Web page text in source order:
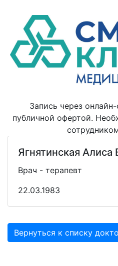
Запись через
публичной офертой.
Ягнятинская
Врач - терапевт
22.03.1983
Вернуться к списку